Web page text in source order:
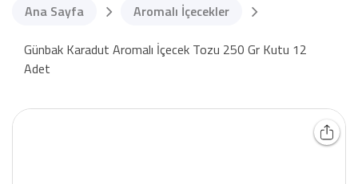
Ana Sayfa
Aromalı İçecekler
Günbak Karadut Aromalı İçecek Tozu 250 Gr Kutu 12
Adet